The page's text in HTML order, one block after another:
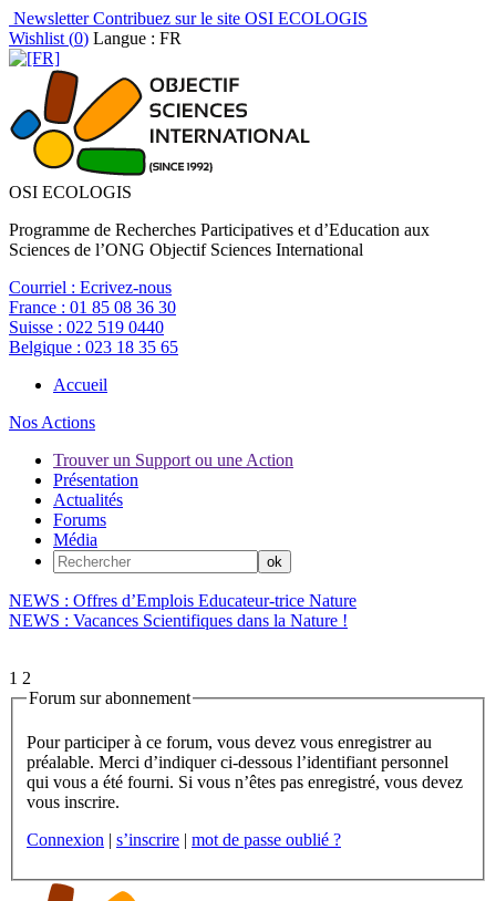
NewsletterContribuez sur le site OSI ECOLOGIS
Wishlist (0) Langue : FR
OSI ECOLOGIS
Programme de Recherches Participatives et d’Education aux
Sciences de l’ONG Objectif Sciences International
Courriel : Ecrivez-nous
France : 01 85 08 36 30
Suisse : 022 519 0440
Belgique : 023 18 35 65
Accueil
Nos Actions
Trouver un Support ou une Action
Présentation
Actualités
Forums
Média
NEWS : Offres d’Emplois Educateur-trice Nature
NEWS : Vacances Scientifiques dans la Nature !
1 2
Forum sur abonnement
Pour participer à ce forum, vous devez vous enregistrer au
préalable. Merci d’indiquer ci-dessous l’identifiant personnel
qui vous a été fourni. Si vous n’êtes pas enregistré, vous devez
vous inscrire.
Connexion | s’inscrire | mot de passe oublié ?